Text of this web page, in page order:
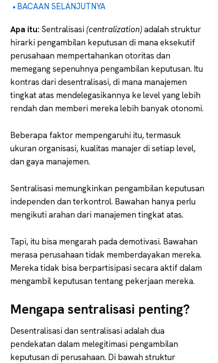
BACAAN SELANJUTNYA
Apa itu: Sentralisasi (centralization)adalah struktur
hirarki pengambilan keputusan di mana eksekutif
perusahaan mempertahankan otoritas dan
memegang sepenuhnya pengambilan keputusan. Itu
kontras dari desentralisasi, di mana manajemen
tingkat atas mendelegasikannya ke level yang lebih
rendah dan memberi mereka lebih banyak otonomi.
Beberapa faktor mempengaruhi itu, termasuk
ukuran organisasi, kualitas manajer di setiap level,
dan gaya manajemen.
Sentralisasi memungkinkan pengambilan keputusan
independen dan terkontrol. Bawahan hanya perlu
mengikuti arahan dari manajemen tingkat atas.
Tapi, itu bisa mengarah pada demotivasi. Bawahan
merasa perusahaan tidak memberdayakan mereka.
Mereka tidak bisa berpartisipasi secara aktif dalam
mengambil keputusan tentang pekerjaan mereka.
Mengapa sentralisasi penting?
Desentralisasi dan sentralisasi adalah dua
pendekatan dalam melegitimasi pengambilan
keputusan di perusahaan. Di bawah struktur